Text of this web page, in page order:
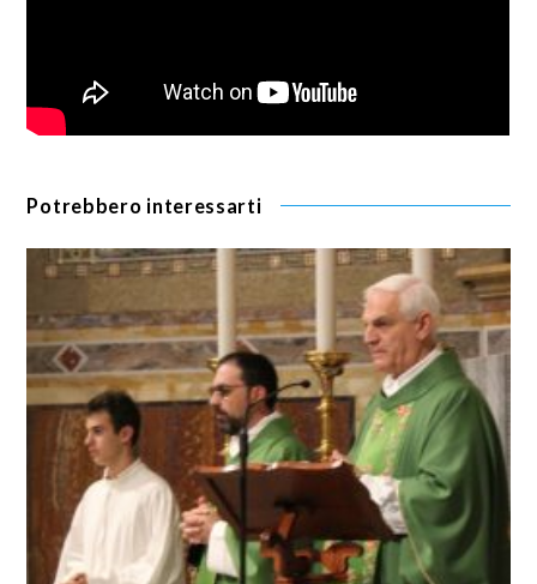
Potrebbero interessarti